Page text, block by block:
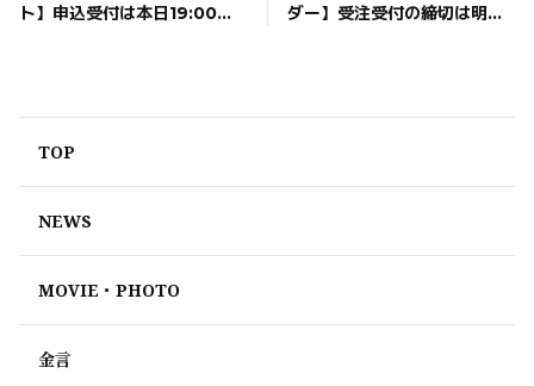
ト】申込受付は本日19:00ま
ダー】受注受付の締切は明日5
TOP
NEWS
MOVIE・PHOTO
金言